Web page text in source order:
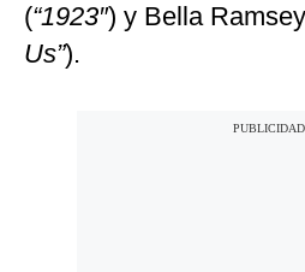
(“1923″) y Bella
Us”).